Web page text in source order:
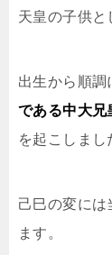
天皇の子供と
出生から順調
である中大兄
を起こしまし
己巳の変には
ます。